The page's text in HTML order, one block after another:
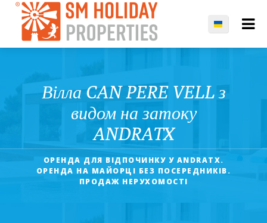
Вілла CAN PERE VELL з
видом на затоку
ANDRATX
ОРЕНДА ДЛЯ ВІДПОЧИНКУ У ANDRATX.
ОРЕНДА НА МАЙОРЦІ БЕЗ ПОСЕРЕДНИКІВ.
ПРОДАЖ НЕРУХОМОСТІ